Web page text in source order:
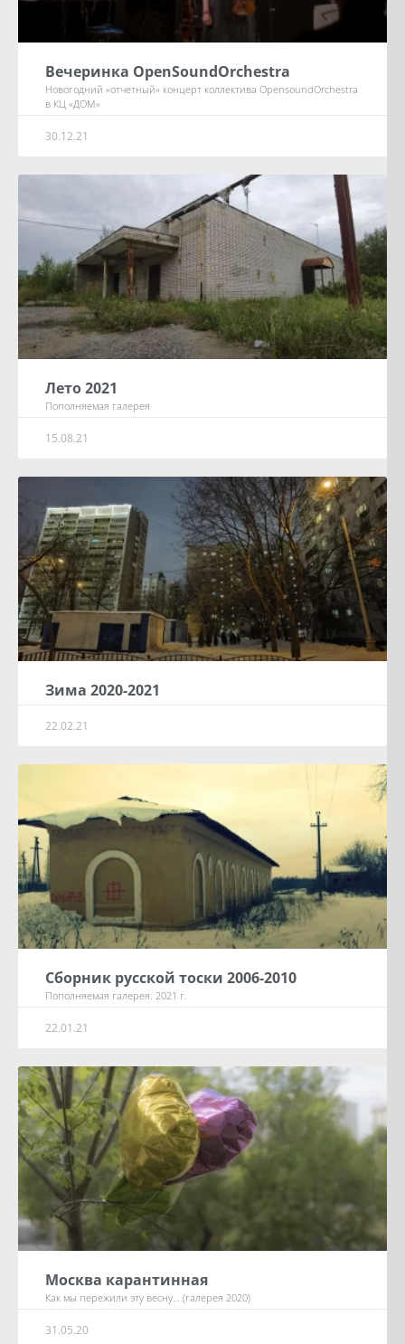
Вечеринка OpenSoundOrchestra
Новогодний «отчетный» концерт коллектива OpensoundOrchestra
в КЦ «ДОМ»
30.12.21
Лето 2021
Пополняемая галерея
15.08.21
Зима 2020-2021
22.02.21
Сборник русской тоски 2006-2010
Пополняемая галерея. 2021 г.
22.01.21
Москва карантинная
Как мы пережили эту весну… (галерея 2020)
31.05.20